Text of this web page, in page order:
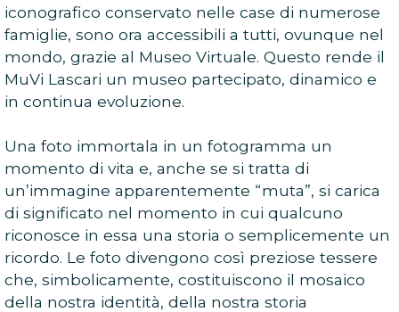
iconografico conservato nelle case di numerose
famiglie, sono ora accessibili a tutti, ovunque nel
mondo, grazie al Museo Virtuale. Questo rende il
MuVi Lascari un museo partecipato, dinamico e
in continua evoluzione.
Una foto immortala in un fotogramma un
momento di vita e, anche se si tratta di
un’immagine apparentemente “muta”, si carica
di significato nel momento in cui qualcuno
riconosce in essa una storia o semplicemente un
ricordo. Le foto divengono così preziose tessere
che, simbolicamente, costituiscono il mosaico
della nostra identità, della nostra storia